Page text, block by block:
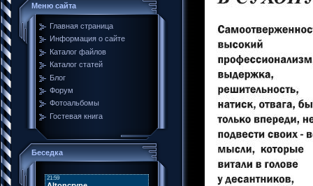
Меню сайта
Главная страница
Информация о сайте
Каталог файлов
Каталог статей
Блог
Форум
Фотоальбомы
Гостевая книга
Беседка